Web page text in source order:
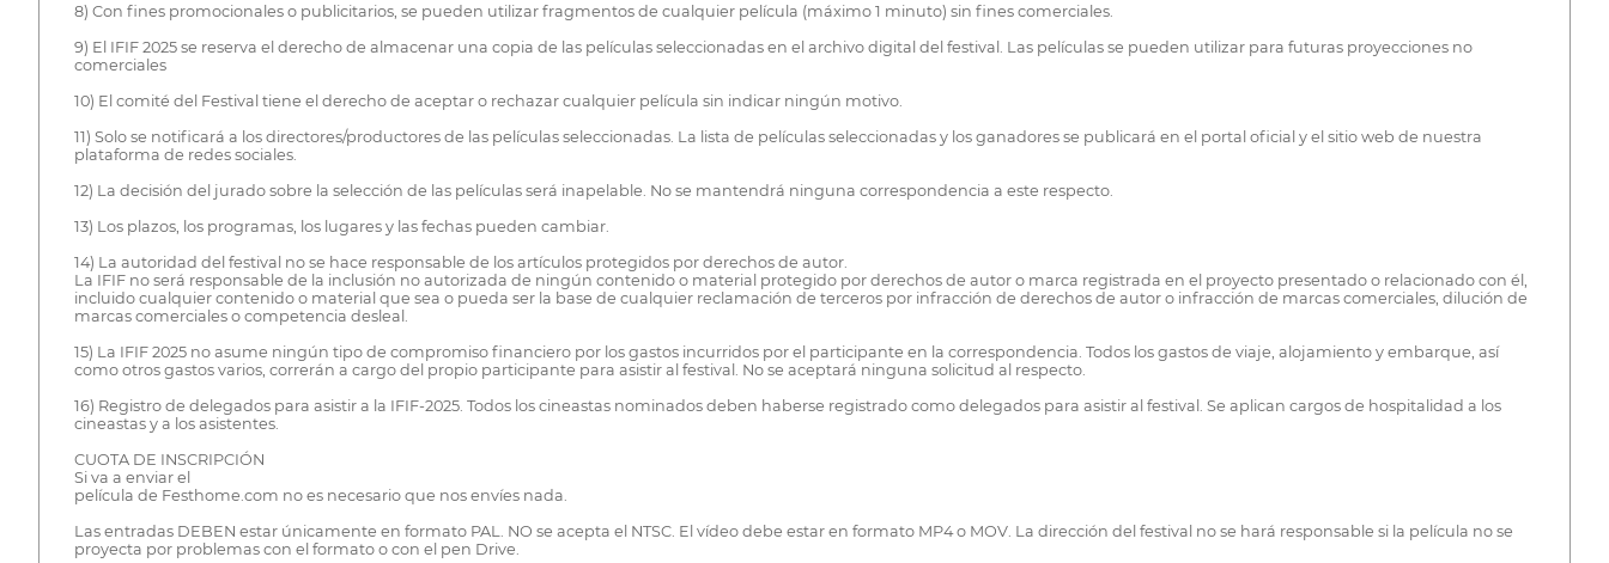
8) Con fines promocionales o publicitarios, se pueden utilizar fragmentos de cualquier película (máximo 1 minuto) sin fines comerciales.
9) El IFIF 2025 se reserva el derecho de almacenar una copia de las películas seleccionadas en el archivo digital del festival. Las películas se pueden utilizar para futuras proyecciones no
comerciales
10) El comité del Festival tiene el derecho de aceptar o rechazar cualquier película sin indicar ningún motivo.
11) Solo se notificará a los directores/productores de las películas seleccionadas. La lista de películas seleccionadas y los ganadores se publicará en el portal oficial y el sitio web de nuestra
plataforma de redes sociales.
12) La decisión del jurado sobre la selección de las películas será inapelable. No se mantendrá ninguna correspondencia a este respecto.
13) Los plazos, los programas, los lugares y las fechas pueden cambiar.
14) La autoridad del festival no se hace responsable de los artículos protegidos por derechos de autor.
La IFIF no será responsable de la inclusión no autorizada de ningún contenido o material protegido por derechos de autor o marca registrada en el proyecto presentado o relacionado con él,
incluido cualquier contenido o material que sea o pueda ser la base de cualquier reclamación de terceros por infracción de derechos de autor o infracción de marcas comerciales, dilución de
marcas comerciales o competencia desleal.
15) La IFIF 2025 no asume ningún tipo de compromiso financiero por los gastos incurridos por el participante en la correspondencia. Todos los gastos de viaje, alojamiento y embarque, así
como otros gastos varios, correrán a cargo del propio participante para asistir al festival. No se aceptará ninguna solicitud al respecto.
16) Registro de delegados para asistir a la IFIF-2025. Todos los cineastas nominados deben haberse registrado como delegados para asistir al festival. Se aplican cargos de hospitalidad a los
cineastas y a los asistentes.
CUOTA DE INSCRIPCIÓN
Si va a enviar el
película de Festhome.com no es necesario que nos envíes nada.
Las entradas DEBEN estar únicamente en formato PAL. NO se acepta el NTSC. El vídeo debe estar en formato MP4 o MOV. La dirección del festival no se hará responsable si la película no se
proyecta por problemas con el formato o con el pen Drive.